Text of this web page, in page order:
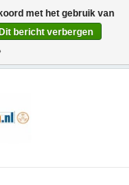
met het gebruik van
Dit bericht verbergen